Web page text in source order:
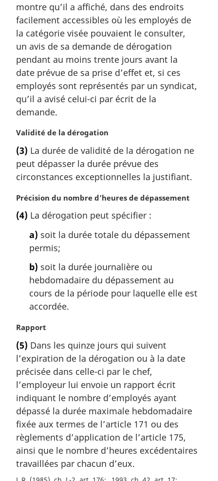
g
i
n
a
e
:
montre qu’il a affiché, dans des endroits
facilement accessibles où les employés de
la catégorie visée pouvaient le consulter,
un avis de sa demande de dérogation
pendant au moins trente jours avant la
date prévue de sa prise d’effet et, si ces
employés sont représentés par un syndicat,
qu’il a avisé celui-ci par écrit de la
demande.
N
t
e
m
r
i
Validité de la dérogation
(3) La durée de validité de la dérogation ne
peut dépasser la durée prévue des
circonstances exceptionnelles la justifiant.
N
t
e
Précision du nombre d’heures de dépassement
(4) La dérogation peut spécifier :
a) soit la durée totale du dépassement
permis;
b) soit la durée journalière ou
hebdomadaire du dépassement au
cours de la période pour laquelle elle est
accordée.
N
t
e
m
a
g
i
n
a
e
:
Rapport
(5) Dans les quinze jours qui suivent
l’expiration de la dérogation ou à la date
précisée dans celle-ci par le chef,
l’employeur lui envoie un rapport écrit
indiquant le nombre d’employés ayant
dépassé la durée maximale hebdomadaire
fixée aux termes de l’article 171 ou des
règlements d’application de l’article 175,
ainsi que le nombre d’heures excédentaires
travaillées par chacun d’eux.